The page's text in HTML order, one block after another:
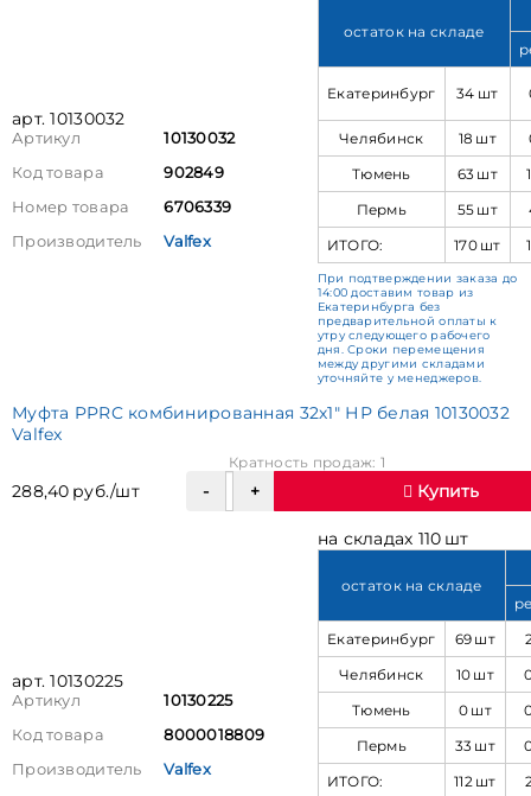
арт. 10130032
Артикул
10130032
Код товара
902849
Номер товара
6706339
Производитель
Valfex
остаток на складе
Екатеринбург 34 шт
Челябинск 18 шт
Тюмень
63 шт
Пермь
55 шт
ИТОГО:
170 шт
При подтверждении заказа до
14:00 доставим товар из
Екатеринбурга без
предварительной оплаты к
утру следующего рабочего
дня. Сроки перемещения
между другими складами
уточняйте у менеджеров.
Муфта PPRC комбинированная 32х1" НР белая 10130032
Valfex
288,40 руб./шт
Кратность продаж: 1
Купить
арт. 10130225
Артикул
10130225
Код товара
8000018809
Производитель
Valfex
на складах 110 шт
остаток на складе
Екатеринбург
69 шт
Челябинск
10 шт
Тюмень
0 шт
Пермь
33 шт
ИТОГО:
112 шт